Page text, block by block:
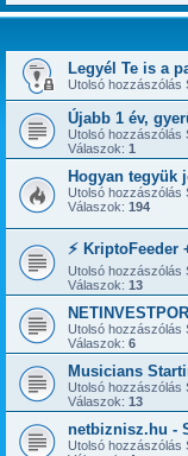
Legyél Te is a
Utolsó hozzászólás
Újabb 1 év,
Utolsó hozzászólás
Válaszok: 1
Hogyan tegyük
Utolsó hozzászólás
Válaszok: 194
⚡ KriptoFeeder
Utolsó hozzászólás
Válaszok: 13
Utolsó hozzászólás
Válaszok: 6
Musicians
Utolsó hozzászólás
Válaszok: 13
netbiznisz.hu -
Utolsó hozzászólás